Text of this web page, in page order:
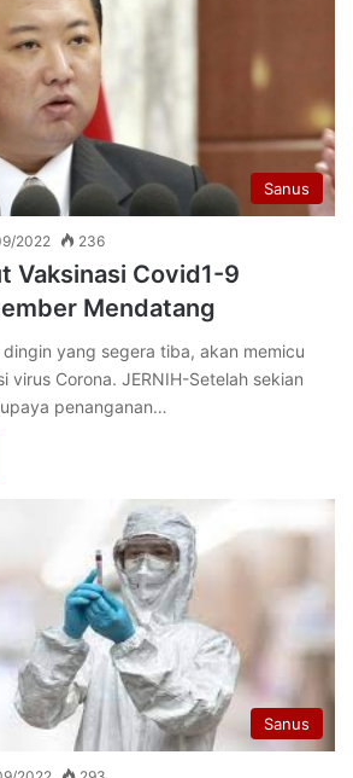
Sanus
2022 236
Vaksinasi Covid1-9
Mendatang
yang segera tiba, akan memicu
virus Corona. JERNIH-Setelah sekian
penanganan…
Sanus